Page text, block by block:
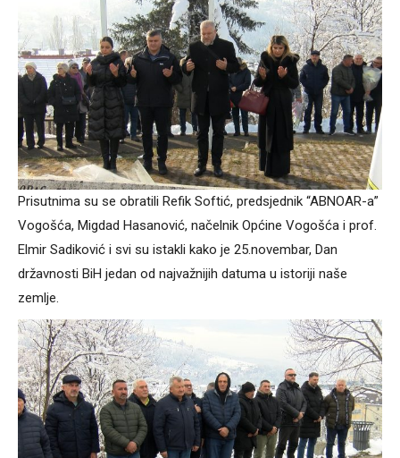
Prisutnima su se obratili Refik Softić, predsjednik “ABNOAR-a”
Vogošća, Migdad Hasanović, načelnik Općine Vogošća i prof.
Elmir Sadiković i svi su istakli kako je 25.novembar, Dan
državnosti BiH jedan od najvažnijih datuma u istoriji naše
zemlje.